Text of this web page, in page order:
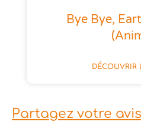
Bye Bye,
DÉCOUVRIR
Partagez votre